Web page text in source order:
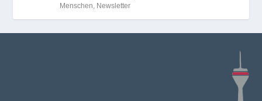
Menschen Newsletter